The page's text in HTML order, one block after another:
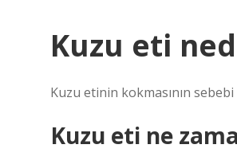
Kuzu eti
Kuzu etinin kokmasının
Kuzu eti ne